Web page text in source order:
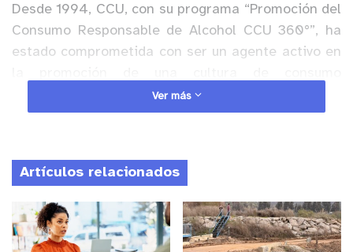
Desde 1994, CCU, con su programa “Promoción del
Consumo Responsable de Alcohol CCU 360°”, ha
estado comprometida con ser un agente activo en
responsable, poniendo especial énfasis en la
prevención y el cuidado de los menores de edad a
La protección y el cuidado de los niños, niñas y
adolescentes de la Región de Valparaíso es el foco
Ver más
Artículos relacionados